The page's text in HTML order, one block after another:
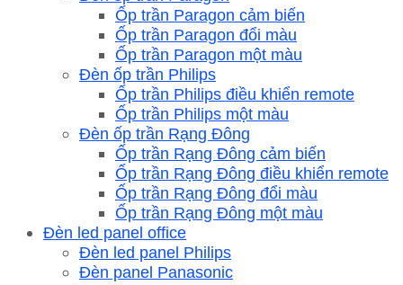
Ốp trần Paragon cảm biến
Ốp trần Paragon đổi màu
Ốp trần Paragon một màu
Đèn ốp trần Philips
Ốp trần Philips điều khiển remote
Ốp trần Philips một màu
Đèn ốp trần Rạng Đông
Ốp trần Rạng Đông cảm biến
Ốp trần Rạng Đông điều khiển remote
Ốp trần Rạng Đông đổi màu
Ốp trần Rạng Đông một màu
Đèn led panel office
Đèn led panel Philips
Đèn panel Panasonic